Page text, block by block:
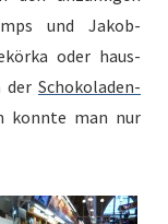
und Jakob­
oder haus­
der Schoko­laden­
kon­nte man nur